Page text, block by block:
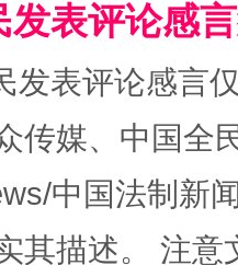
发表评论感
发表评论感言
传媒、中国全
中国法制新
其描述。 注